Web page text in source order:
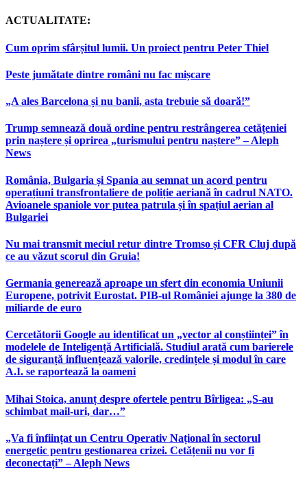
ACTUALITATE:
Cum oprim sfârșitul lumii. Un proiect pentru Peter Thiel
Peste jumătate dintre români nu fac mișcare
„A ales Barcelona și nu banii, asta trebuie să doară!”
Trump semnează două ordine pentru restrângerea cetățeniei
prin naștere și oprirea „turismului pentru naștere” – Aleph
News
România, Bulgaria și Spania au semnat un acord pentru
operațiuni transfrontaliere de poliție aeriană în cadrul NATO.
Avioanele spaniole vor putea patrula și în spațiul aerian al
Bulgariei
Nu mai transmit meciul retur dintre Tromso și CFR Cluj după
ce au văzut scorul din Gruia!
Germania generează aproape un sfert din economia Uniunii
Europene, potrivit Eurostat. PIB-ul României ajunge la 380 de
miliarde de euro
Cercetătorii Google au identificat un „vector al conștiinței” în
modelele de Inteligență Artificială. Studiul arată cum barierele
de siguranță influențează valorile, credințele și modul în care
A.I. se raportează la oameni
Mihai Stoica, anunț despre ofertele pentru Bîrligea: „S-au
schimbat mail-uri, dar…”
„Va fi înființat un Centru Operativ Național în sectorul
energetic pentru gestionarea crizei. Cetățenii nu vor fi
deconectați” – Aleph News